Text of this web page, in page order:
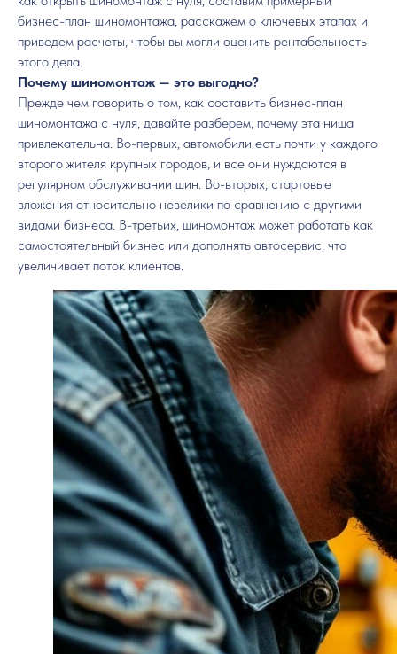
бизнес-план шиномонтажа, расскажем о ключевых этапах и
приведем расчеты, чтобы вы могли оценить рентабельность
этого дела.
Почему шиномонтаж — это выгодно?
Прежде чем говорить о том, как составить бизнес-план
шиномонтажа с нуля, давайте разберем, почему эта ниша
привлекательна. Во-первых, автомобили есть почти у каждого
второго жителя крупных городов, и все они нуждаются в
регулярном обслуживании шин. Во-вторых, стартовые
вложения относительно невелики по сравнению с другими
видами бизнеса. В-третьих, шиномонтаж может работать как
самостоятельный бизнес или дополнять автосервис, что
увеличивает поток клиентов.